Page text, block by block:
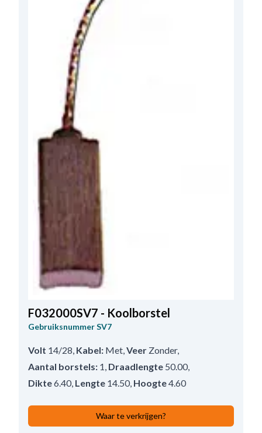
F032000SV7 - Koolborstel
GebruiksnummerSV7
Volt 14/28 Kabel: Met Veer Zonder,
Aantal borstels: 1 Draadlengte 50.00,
Dikte6.40, Lengte 14.50, Hoogte4.60
Waar te verkrijgen?